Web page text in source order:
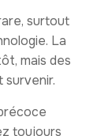
surtout
La
mais des
survenir.
toujours